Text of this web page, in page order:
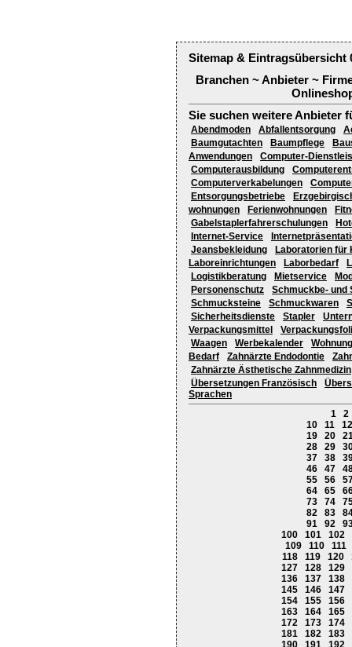
Sitemap & Eintragsübersicht
Branchen ~ Anbieter ~
Sie suchen weitere Anbieter
Abendmoden Abfallentsorgung
Baumgutachten
Baumpflege
Anwendungen
Computer-
Computerausbildung
Computerverkabelungen
Entsorgungsbetriebe
wohnungen
Ferienwohnungen
Gabelstaplerfahrerschulungen
Internet-Service
Jeansbekleidung
Laboratorien für
Laboreinrichtungen
Laborbedarf
Logistikberatung
Mietservice
Personenschutz
Schmuckbe- und
Schmucksteine
Schmuckwaren
Sicherheitsdienste
Stapler
Verpackungsmittel
Waagen
Werbekalender
Bedarf
Zahnärzte Endodontie
Zahnärzte Ästhetische Zahnmedizin
Übersetzungen Französisch
Sprachen
1
2
10
11
12
19
20
28
29
37
38
46
47
55
56
64
65
73
74
82
83
91
92
100
101
102
109
110
111
118
119 120
127
128
129
136
137
138
145
146
147
154
155
156
163
164
165
172
173
174
181
182
183